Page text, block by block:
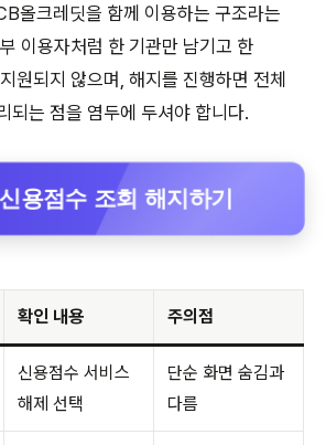
올크레딧을 함께 이용하는 구조라는
이용자처럼 한 기관만 남기고 한
원되지 않으며, 해지를 진행하면 전체
되는 점을 염두에 두셔야 합니다.
용점수 조회 해지하기
확인 내용 주의점
신용점수 서비스
해제 선택
단순 화면 숨김과
다름